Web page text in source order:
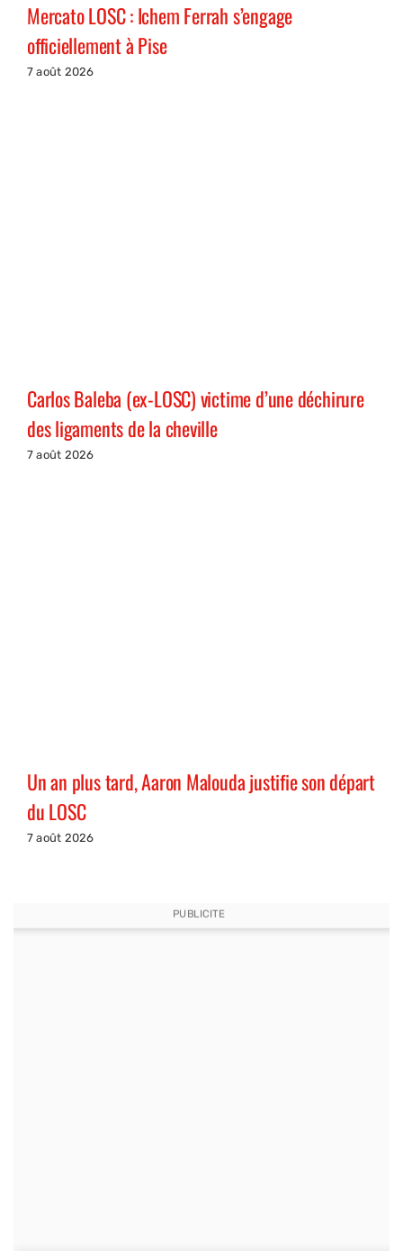
Mercato LOSC : Ichem Ferrah s’engage
officiellement à Pise
7 août 2026
Carlos Baleba (ex-LOSC) victime d’une déchirure
des ligaments de la cheville
7 août 2026
Un an plus tard, Aaron Malouda justifie son départ
du LOSC
7 août 2026
PUBLICITE